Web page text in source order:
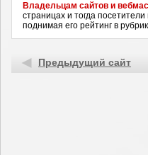
Владельцам сайтов и
страницах и тогда посетители
поднимая его рейтинг в
Предыдущий сайт